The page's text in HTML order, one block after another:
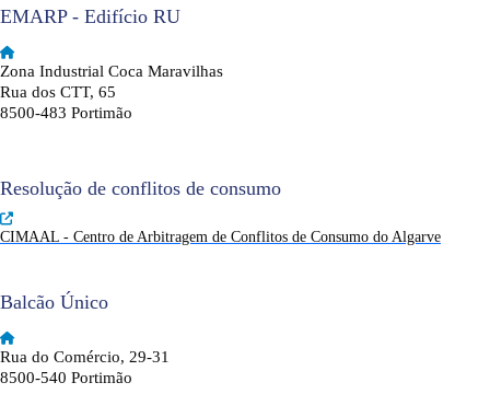
EMARP - Edifício RU
Zona Industrial Coca Maravilhas
Rua dos CTT, 65
8500-483 Portimão
Resolução de conflitos de consumo
CIMAAL - Centro de Arbitragem de Conflitos de Consumo do Algarve
Balcão Único
Rua do Comércio, 29-31
8500-540 Portimão